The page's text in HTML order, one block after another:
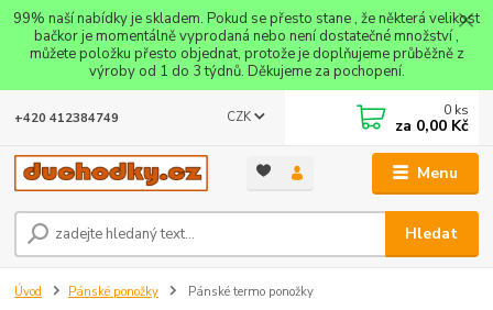
99% naší nabídky je skladem. Pokud se přesto stane , že některá velikost
bačkor je momentálně vyprodaná nebo není dostatečné množství ,
můžete položku přesto objednat, protože je doplňujeme průběžně z
výroby od 1 do 3 týdnů. Děkujeme za pochopení.
Menu
CZK
Hledat
+420 412384749 0 ks
za 0,00 Kč
Úvod Pánské ponožky Pánské termo ponožky